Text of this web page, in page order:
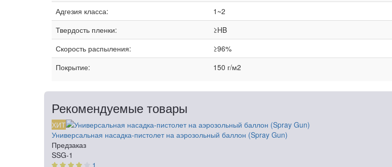
Адгезия класса:
1~2
Твердость пленки:
≥HB
Скорость распыления:
≥96%
Покрытие:
150 г/м2
Рекомендуемые товары
ХИТ
Универсальная насадка-пистолет на аэрозольный баллон (Spray Gun)
Предзаказ
SSG-1